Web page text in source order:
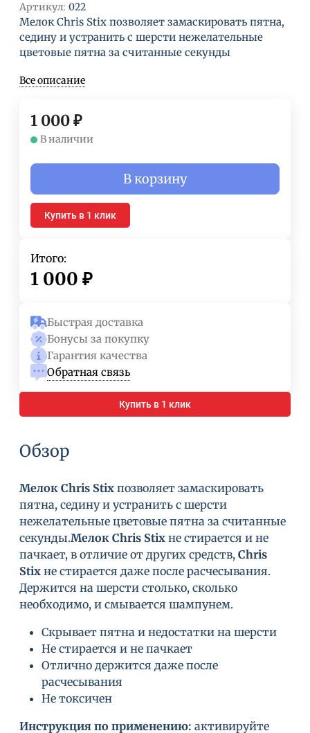
Артикул: 022
Мелок Chris Stix позволяет замаскировать пятна,
седину и устранить с шерсти нежелательные
цветовые пятна за считанные секунды
Все описание
1 000₽
В наличии
В корзину
Купить в 1 клик
Итого:
1 000 ₽
Быстрая доставка
Бонусы за покупку
Гарантия качества
Обратная связь
Купить в 1 клик
Обзор
Мелок Chris Stix позволяет замаскировать
пятна, седину и устранить с шерсти
нежелательные цветовые пятна за считанные
секунды.Мелок Chris Stix не стирается и не
пачкает, в отличие от других средств, Chris
Stix не стирается даже после расчесывания.
Держится на шерсти столько, сколько
необходимо, и смывается шампунем.
Скрывает пятна и недостатки на шерсти
Не стирается и не пачкает
Отлично держится даже после
расчесывания
Не токсичен
Инструкция по применению: активируйте